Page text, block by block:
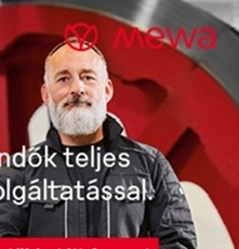
szempontjából kulcstényező
lesz az ipari intelligencia
alkalmazása a Schneider
Electric friss kutatása szerint